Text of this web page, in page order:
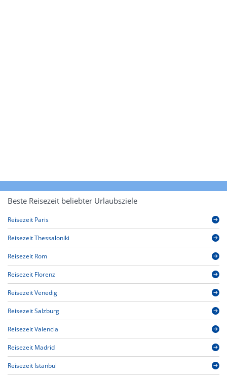
Beste Reisezeit beliebter Urlaubsziele
Reisezeit Paris
Reisezeit Thessaloniki
Reisezeit Rom
Reisezeit Florenz
Reisezeit Venedig
Reisezeit Salzburg
Reisezeit Valencia
Reisezeit Madrid
Reisezeit Istanbul